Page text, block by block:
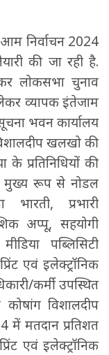
आम निर्वाचन 2024
की जा रही है.
लोकसभा चुनाव
व्यापक इंतेजाम
भवन कार्यालय
खलखो की
के प्रतिनिधियों की
रूप से नोडल
भारती, प्रभारी
अप्पू, सहयोगी
पब्लिसिटी
एवं इलेक्ट्रॉनिक
कर्मी उपस्थित
विशालदीप
मतदान प्रतिशत
एवं इलेक्ट्रॉनिक